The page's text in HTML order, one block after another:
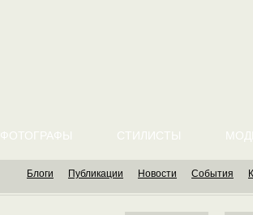
ФОТОГРАФЫ СТИЛИСТЫ
Блоги Публикации Новости События